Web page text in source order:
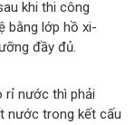
khi thi công
bằng lớp hồ xi-
đầy đủ.
rỉ nước thì phải
nước trong kết cấu